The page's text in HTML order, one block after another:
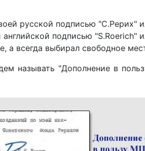
русской подписью "С.Рерих"
подписью "S.Roerich"
а всегда выбирал свободное
называть "Дополнение в